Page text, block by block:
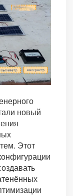
новый
Этот